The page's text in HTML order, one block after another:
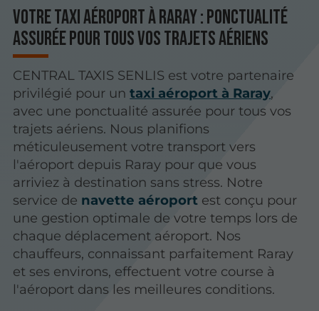
Votre taxi aéroport à Raray : ponctualité
assurée pour tous vos trajets aériens
CENTRAL TAXIS SENLIS est votre partenaire
privilégié pour untaxi aéroport à Raray,
avec une ponctualité assurée pour tous vos
trajets aériens. Nous planifions
méticuleusement votre transport vers
l'aéroport depuis Raray pour que vous
arriviez à destination sans stress. Notre
service de navette aéroport est conçu pour
une gestion optimale de votre temps lors de
chaque déplacement aéroport. Nos
chauffeurs, connaissant parfaitement Raray
et ses environs, effectuent votre course à
l'aéroport dans les meilleures conditions.